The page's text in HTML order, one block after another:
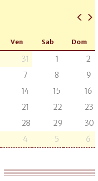
Ven Sab Dom
31 1
2
7 8
9
14 15
16
21 22
23
28 29
30
4 5 6